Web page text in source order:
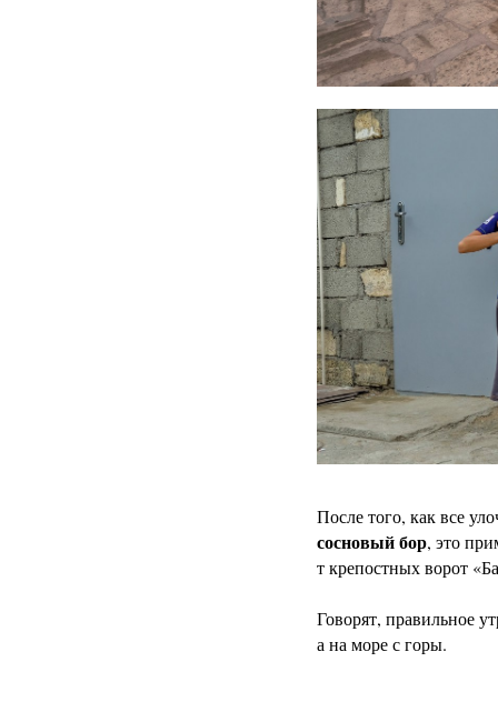
После того, как все
сосновый бор, это
т крепостных ворот
Говорят, правильное
а на море с горы.